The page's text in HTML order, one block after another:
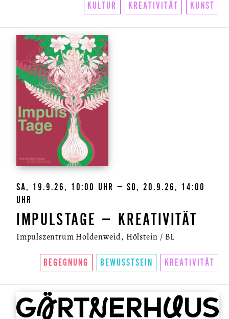
KULTUR KREATIVITÄT KUNST
SA, 19.9.26, 10:00 UHR – SO, 20.9.26, 14:00
UHR
IMPULSTAGE – KREATIVITÄT
Impulszentrum Holdenweid, Hölstein / BL
BEGEGNUNG BEWUSSTSEIN KREATIVITÄT